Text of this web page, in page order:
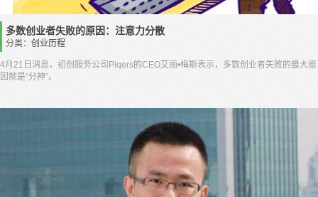
多数创业者失败的原因：注意力分散
分类： 创业历程
4月21日消息，初创服务公司Piqers的CEO艾丽•梅斯表示，多数创业者失败的最大原
因就是“分神”。